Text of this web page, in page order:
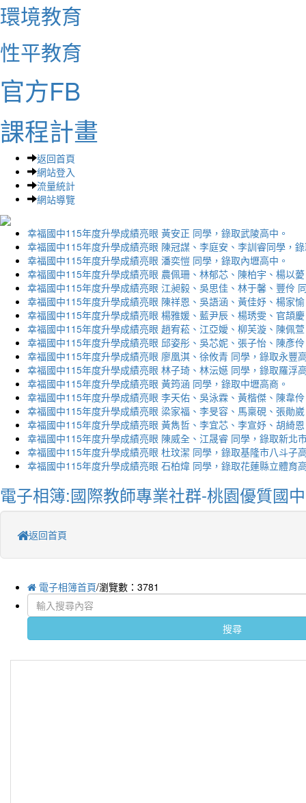
環境教育
性平教育
官方FB
課程計畫
返回首頁
網站登入
流量統計
網站導覽
幸福國中115年度升學成績亮眼 黃安正 同學，錄取武陵高中。
幸福國中115年度升學成績亮眼 陳冠謀、李庭安、李訓睿同學，
幸福國中115年度升學成績亮眼 潘奕愷 同學，錄取內壢高中。
幸福國中115年度升學成績亮眼 農佩珊、林郁芯、陳柏宇、楊以
幸福國中115年度升學成績亮眼 江昶毅、吳思佳、林于馨、豐伶
幸福國中115年度升學成績亮眼 陳祥恩、吳語涵、黃佳妤、楊家
幸福國中115年度升學成績亮眼 楊雅媛、藍尹辰、楊琇雯、官頡
幸福國中115年度升學成績亮眼 趙宥菘、江亞嬡、柳芙漩、陳佩
幸福國中115年度升學成績亮眼 邱姿彤、吳芯妮、張子怡、陳彥
幸福國中115年度升學成績亮眼 廖凰淇、徐攸青 同學，錄取永豐
幸福國中115年度升學成績亮眼 林子琦、林沄嬨 同學，錄取羅浮
幸福國中115年度升學成績亮眼 黃筠涵 同學，錄取中壢高商。
幸福國中115年度升學成績亮眼 李天佑、吳泳霖、黃楷傑、陳韋
幸福國中115年度升學成績亮眼 梁家福、李旻容、馬稟硯、張勛
幸福國中115年度升學成績亮眼 黃雋哲、李宜芯、李宣妤、胡綺
幸福國中115年度升學成績亮眼 陳威全、江晟睿 同學，錄取新北
幸福國中115年度升學成績亮眼 杜玟潔 同學，錄取基隆市八斗子
幸福國中115年度升學成績亮眼 石柏煒 同學，錄取花蓮縣立體育
電子相簿:國際教師專業社群-桃園優質國中
返回首頁
電子相簿首頁/瀏覽數：3781
搜尋